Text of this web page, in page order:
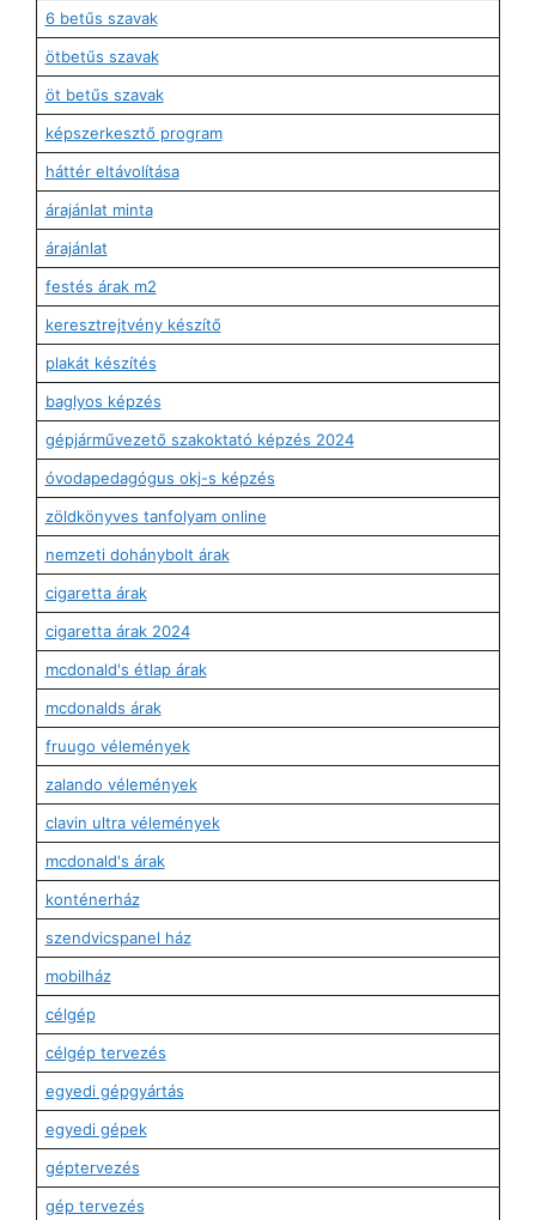
6 betűs szavak
ötbetűs szavak
öt betűs szavak
képszerkesztő program
háttér eltávolítása
árajánlat minta
árajánlat
festés árak m2
keresztrejtvény készítő
plakát készítés
baglyos képzés
gépjárművezető szakoktató képzés 2024
óvodapedagógus okj-s képzés
zöldkönyves tanfolyam online
nemzeti dohánybolt árak
cigaretta árak
cigaretta árak 2024
mcdonald's étlap árak
mcdonalds árak
fruugo vélemények
zalando vélemények
clavin ultra vélemények
mcdonald's árak
konténerház
szendvicspanel ház
mobilház
célgép
célgép tervezés
egyedi gépgyártás
egyedi gépek
géptervezés
gép tervezés